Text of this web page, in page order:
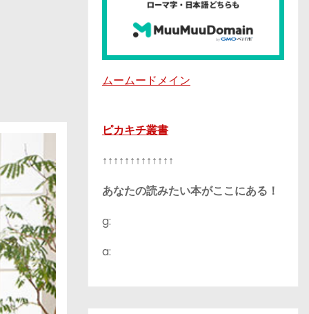
ムームードメイン
ピカキチ叢書
↑↑↑↑↑↑↑↑↑↑↑↑↑
あなたの読みたい本がここにある！
g:
a: